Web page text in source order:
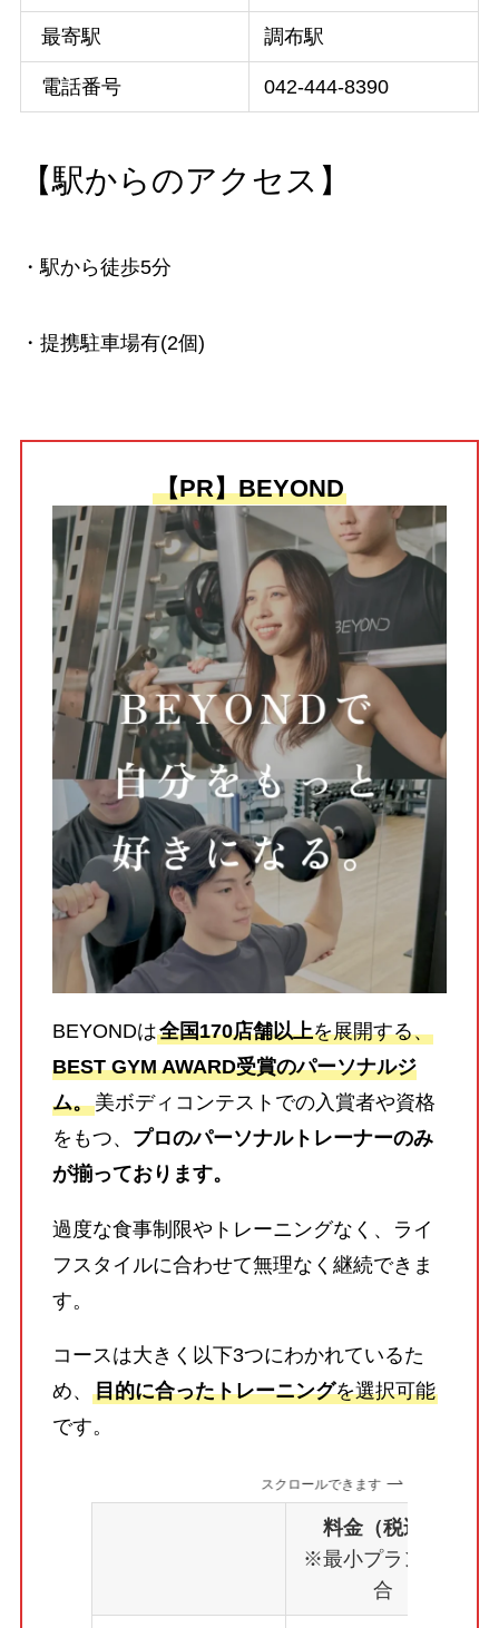
最寄駅 調布駅
電話番号 042-444-8390
【駅からのアクセス】
・駅から徒歩5分
・提携駐車場有(2個)
【PR】BEYOND
BEYONDは全国170店舗以上を展開する、
BEST GYM AWARD受賞のパーソナルジ
ム。美ボディコンテストでの入賞者や資格
をもつ、 プロのパーソナルトレーナーのみ
が揃っております。
過度な食事制限やトレーニングなく、ライ
フスタイルに合わせて無理なく継続できま
す。
コースは大きく以下3つにわかれているた
め、 目的に合ったトレーニングを選択可能
です。
スクロールできます
料金（税込）
※最小プランの場
合